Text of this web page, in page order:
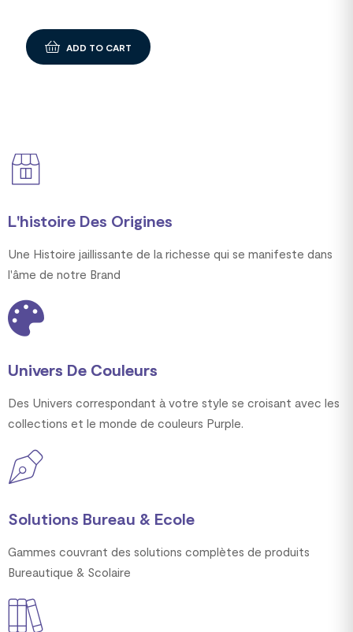
ADD TO CART
L'histoire Des Origines
Une Histoire jaillissante de la richesse qui se manifeste dans
l'âme de notre Brand
Univers De Couleurs
Des Univers correspondant à votre style se croisant avec les
collections et le monde de couleurs Purple.
Solutions Bureau & Ecole
Gammes couvrant des solutions complètes de produits
Bureautique & Scolaire